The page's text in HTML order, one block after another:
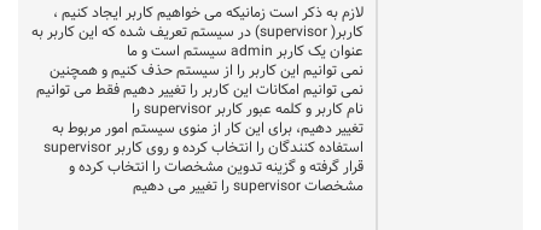
لازم به ذکر است زمانیکه می خواهیم کاربر ایجاد کنیم ،
کاربر( supervisor) در سیستم تعریف شده که این کاربر به
عنوان یک کاربر admin سیستم است و ما
نمی توانیم این کاربر را از سیستم حذف کنیم و همچنین
نمی توانیم امکانات این کاربر را تغییر دهیم فقط می توانیم
نام کاربر و کلمه عبور کاربر supervisor را
تغییر دهیم، برای این کار از منوی سیستم امور مربوط به
استفاده کنندگان را انتخاب کرده و روی کاربر supervisor
قرار گرفته و گزینه تدوین مشخصات را انتخاب کرده و
مشخصات supervisor را تغییر می دهیم